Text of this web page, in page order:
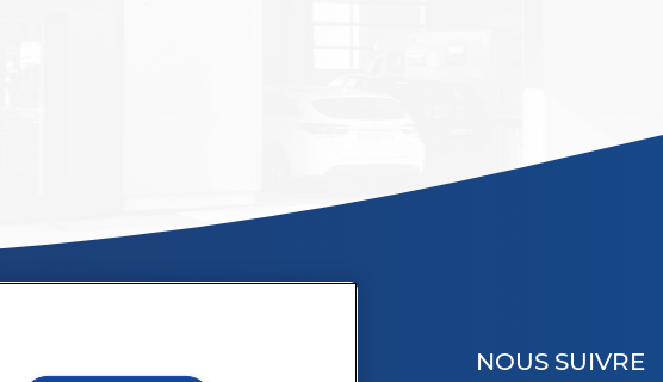
NOUS SUIVRE